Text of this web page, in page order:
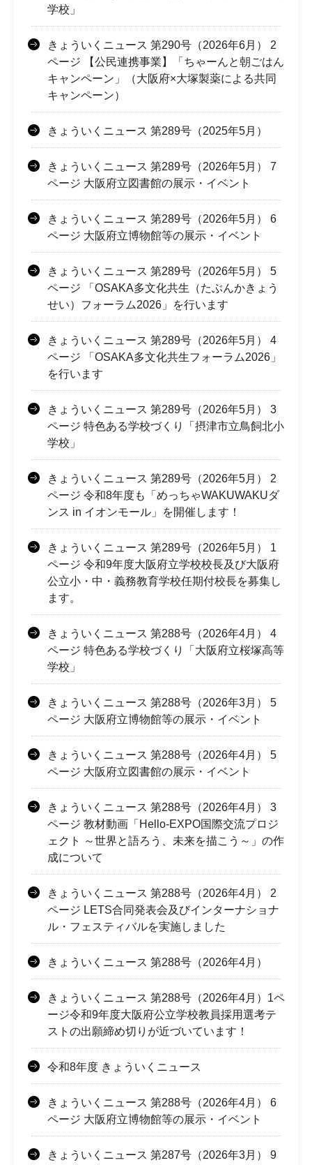
学校」
きょういくニュース 第290号（2026年6月） 2
ページ 【公民連携事業】「ちゃーんと朝ごはん
キャンペーン」（大阪府×大塚製薬による共同
キャンペーン）
きょういくニュース 第289号（2025年5月）
きょういくニュース 第289号（2026年5月） 7
ページ 大阪府立図書館の展示・イベント
きょういくニュース 第289号（2026年5月） 6
ページ 大阪府立博物館等の展示・イベント
きょういくニュース 第289号（2026年5月） 5
ページ 「OSAKA多文化共生（たぶんかきょう
せい）フォーラム2026」を行います
きょういくニュース 第289号（2026年5月） 4
ページ 「OSAKA多文化共生フォーラム2026」
を行います
きょういくニュース 第289号（2026年5月） 3
ページ 特色ある学校づくり「摂津市立鳥飼北小
学校」
きょういくニュース 第289号（2026年5月） 2
ページ 令和8年度も「めっちゃWAKUWAKUダ
ンス in イオンモール」を開催します！
きょういくニュース 第289号（2026年5月） 1
ページ 令和9年度大阪府立学校校長及び大阪府
公立小・中・義務教育学校任期付校長を募集し
ます。
きょういくニュース 第288号（2026年4月） 4
ページ 特色ある学校づくり「大阪府立桜塚高等
学校」
きょういくニュース 第288号（2026年3月） 5
ページ 大阪府立博物館等の展示・イベント
きょういくニュース 第288号（2026年4月） 5
ページ 大阪府立図書館の展示・イベント
きょういくニュース 第288号（2026年4月） 3
ページ 教材動画「Hello-EXPO国際交流プロジ
ェクト ～世界と語ろう、未来を描こう～」の作
成について
きょういくニュース 第288号（2026年4月） 2
ページ LETS合同発表会及びインターナショナ
ル・フェスティバルを実施しました
きょういくニュース 第288号（2026年4月）
きょういくニュース 第288号（2026年4月）1ペ
ージ令和9年度大阪府公立学校教員採用選考テ
ストの出願締め切りが近づいています！
令和8年度 きょういくニュース
きょういくニュース 第288号（2026年4月） 6
ページ 大阪府立博物館等の展示・イベント
きょういくニュース 第287号（2026年3月） 9